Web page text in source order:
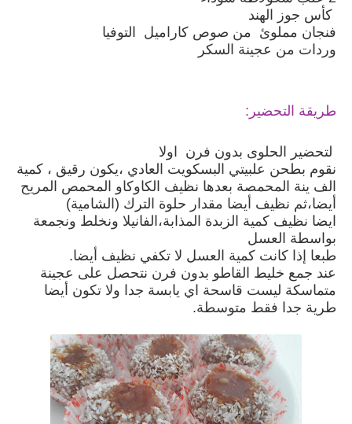
كأس جوز الهند
فنجان مملوئ من صوص كاراميل التوفيا
وردات من عجينة السكر
طريقة التحضير:
لتحضير الحلوى بدون فرن اولا
نقوم بطحن علبيتي البسكويت العادي ،يكون رقيق ، كمية
الف ينة المحمصة بعدها نظيف الكاوكاو المحمص المريح
أيضا،ثم نظيف أيضا مقدار حلوة الترك (الشامية)
ايضا نظيف كمية الزبدة المذابة،الفانيلا ونخلط ونجمعة
بواسطة العسل
طبعا إذا كانت كمية العسل لا تكفي نظيف أيضا.
عند جمع خليط القاطو بدون فرن نتحصل على عجينة
متماسكة ليست قاسحة اي يابسة جدا ولا تكون أيضا
طرية جدا فقط متوسطة.